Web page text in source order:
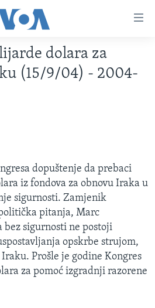
DRŽAVE
dolara za
(15/9/04) - 2004-
dopuštenje da prebaci
iz fondova za obnovu Iraka u
sigurnosti. Zamjenik
pitanja, Marc
bez sigurnosti ne postoji
opskrbe strujom,
Prošle je godine Kongres
za pomoć izgradnji razorene